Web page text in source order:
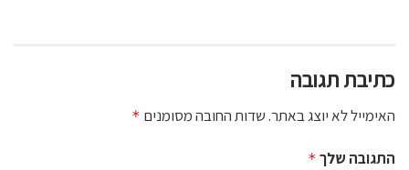
כתיבת תגובה
האימייל לא יוצג באתר.שדות החובה מסומנים *
התגובה שלך *